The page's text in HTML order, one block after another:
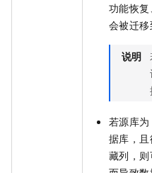
功能恢
会被迁移
说明
若源库为
据库，
藏列，